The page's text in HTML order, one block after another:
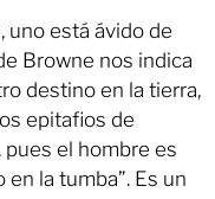
uno está ávido de
Browne nos indica
destino en la tierra,
epitafios de
el hombre es
la tumba”. Es un